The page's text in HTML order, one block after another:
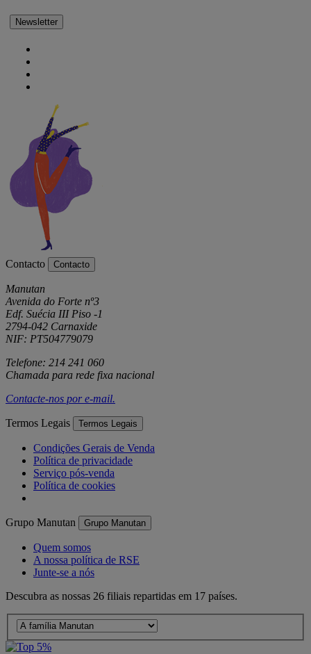
Newsletter
Contacto Contacto
Manutan
Avenida do Forte nº3
Edf. Suécia III Piso -1
2794-042 Carnaxide
NIF: PT504779079
Telefone: 214 241 060
Chamada para rede fixa nacional
Contacte-nos pore-mail.
Termos Legais Termos Legais
Condições Gerais de Venda
Política de privacidade
Serviço pós-venda
Política de cookies
Grupo Manutan Grupo Manutan
Quem somos
A nossa política de RSE
Junte-se a nós
Descubra as nossas 26 filiais repartidas em 17 países.